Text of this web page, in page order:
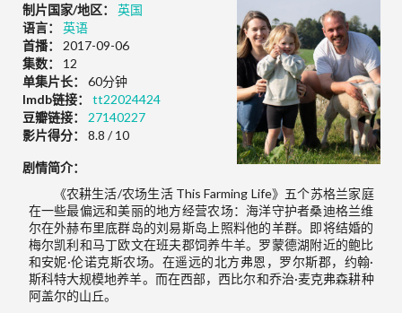
制片国家/地区：
英国
语言：
英语
首播：
2017-09-06
集数：
12
单集片长：
60分钟
Imdb链接：
tt22024424
豆瓣链接：
27140227
影片得分：
8.8 / 10
剧情简介：
《农耕生活/农场生活 This Farming Life》五个苏格兰家庭
在一些最偏远和美丽的地方经营农场：海洋守护者桑迪格兰维
尔在外赫布里底群岛的刘易斯岛上照料他的羊群。即将结婚的
梅尔凯利和马丁欧文在班夫郡饲养牛羊。罗蒙德湖附近的鲍比
和安妮·伦诺克斯农场。在遥远的北方弗恩，罗尔斯郡，约翰·
斯科特大规模地养羊。而在西部，西比尔和乔治·麦克弗森耕种
阿盖尔的山丘。